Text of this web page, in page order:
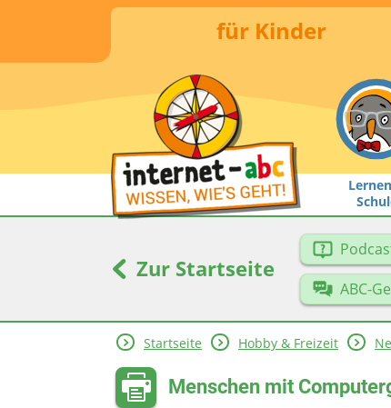
für Kinder
Zur Startseite
ABC-
Startseite Hobby & Freizeit
Menschen mit